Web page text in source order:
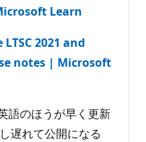
Learn
2021 and
notes | Microsoft
語のほうが早く更新
遅れて公開になる